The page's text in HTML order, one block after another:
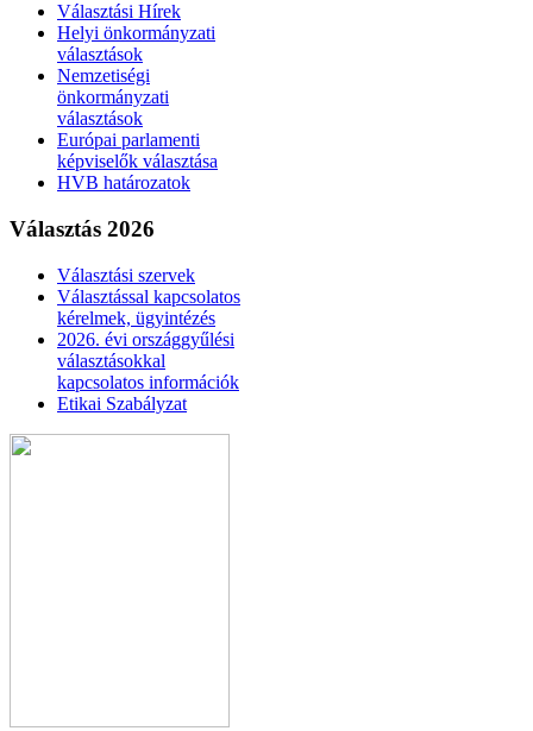
Választási Hírek
Helyi önkormányzati
választások
Nemzetiségi
önkormányzati
választások
Európai parlamenti
képviselők választása
HVB határozatok
Választás 2026
Választási szervek
Választással kapcsolatos
kérelmek, ügyintézés
2026. évi országgyűlési
választásokkal
kapcsolatos információk
Etikai Szabályzat